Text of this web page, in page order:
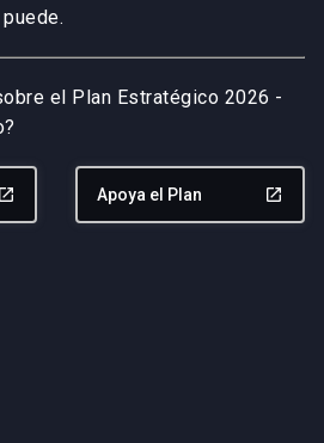
el Plan Estratégico 2026 -
launch Apoya el Plan launch